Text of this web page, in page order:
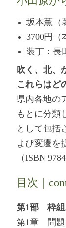
坂本薫（
3700円（
装丁：長
吹く、北
これらはど
県内各地の
もとに分類
として包括
よび変遷を
（ISBN
目次｜
第1部 枠組
第1章 問題